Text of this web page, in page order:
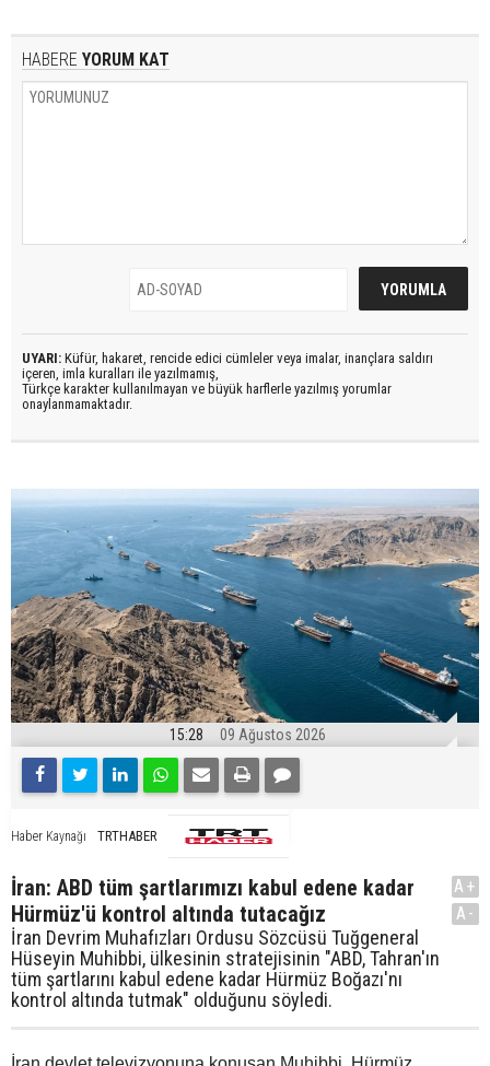
HABERE YORUM KAT
UYARI: Küfür, hakaret, rencide edici cümleler veya imalar, inançlara saldırı
içeren, imla kuralları ile yazılmamış,
Türkçe karakter kullanılmayan ve büyük harflerle yazılmış yorumlar
onaylanmamaktadır.
15:28 09 Ağustos 2026
Haber Kaynağı TRTHABER
İran: ABD tüm şartlarımızı kabul edene kadar
Hürmüz'ü kontrol altında tutacağız
İran Devrim Muhafızları Ordusu Sözcüsü Tuğgeneral
Hüseyin Muhibbi, ülkesinin stratejisinin "ABD, Tahran'ın
tüm şartlarını kabul edene kadar Hürmüz Boğazı'nı
kontrol altında tutmak" olduğunu söyledi.
A+
A-